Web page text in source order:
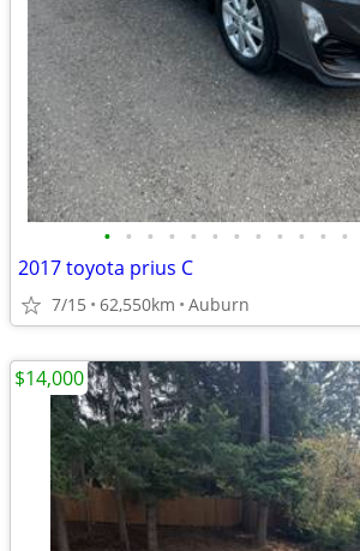
• • • • • • • • • • • •
2017 toyota prius C
7/15 62,550km Auburn
$14,000